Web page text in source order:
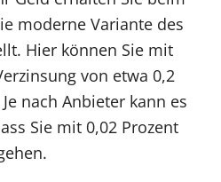
moderne Variante des
Hier können Sie mit
von etwa 0,2
nach Anbieter kann es
Sie mit 0,02 Prozent